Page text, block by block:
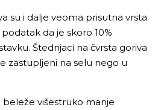
su i dalje veoma prisutna vrsta
da je skoro 10%
Štednjaci na čvrsta goriva
zastupljeni na selu nego u
višestruko manje